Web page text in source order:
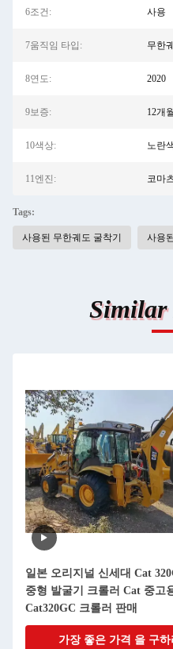
6조건: 사용
7움직임 타입: 무한
8연도: 2020
9보증: 12개월
10색상: 노란
11엔진: 코마
Tags:
사용된 무한궤도 굴착기 사용
Similar
일본 오리지널 신세대 Cat
중형 발굴기 크롤러 Cat 중고
Cat320GC 크롤러 판매
가장 좋은 가격 을 구하